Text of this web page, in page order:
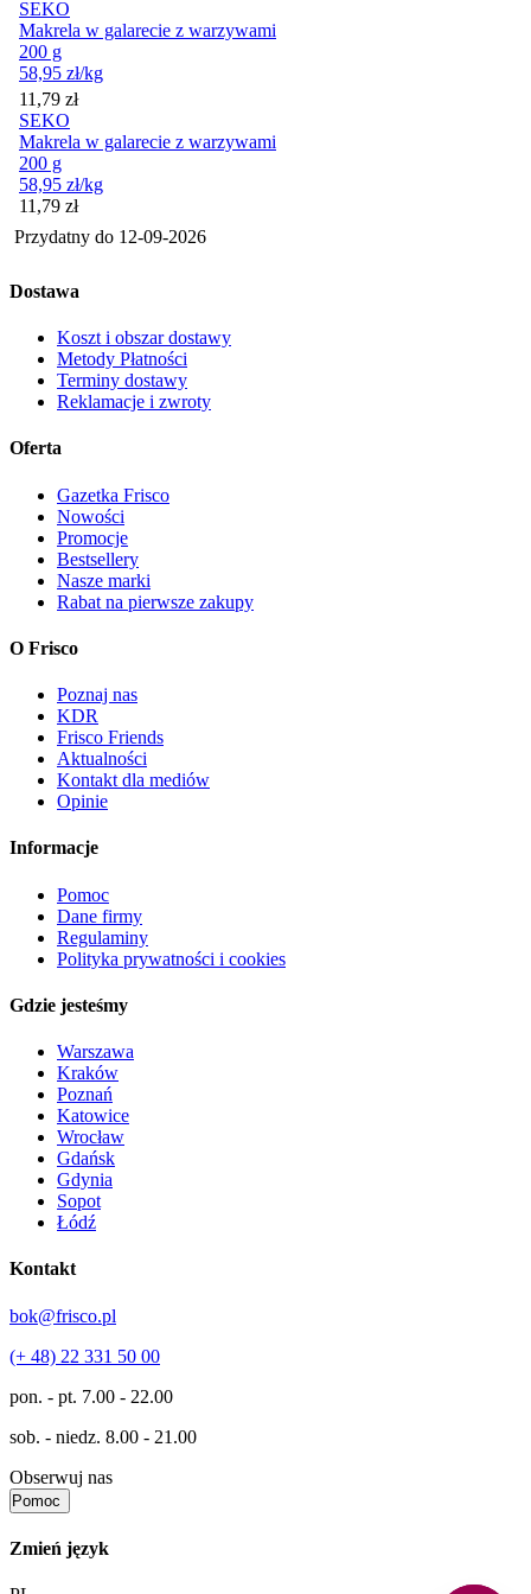
SEKO
Makrela w galarecie z warzywami
200 g
58,95 zł/kg
Cena
11,79 zł
SEKO
Makrela w galarecie z warzywami
200 g
58,95 zł/kg
Cena
11,79 zł
Przydatny do 12-09-2026
Dostawa
Koszt i obszar dostawy
Metody Płatności
Terminy dostawy
Reklamacje i zwroty
Oferta
Gazetka Frisco
Nowości
Promocje
Bestsellery
Nasze marki
Rabat na pierwsze zakupy
O Frisco
Poznaj nas
KDR
Frisco Friends
Aktualności
Kontakt dla mediów
Opinie
Informacje
Pomoc
Dane firmy
Regulaminy
Polityka prywatności i cookies
Gdzie jesteśmy
Warszawa
Kraków
Poznań
Katowice
Wrocław
Gdańsk
Gdynia
Sopot
Łódź
Kontakt
bok@frisco.pl
(+ 48) 22 331 50 00
pon. - pt. 7.00 - 22.00
sob. - niedz. 8.00 - 21.00
Obserwuj nas
Pomoc
Zmień język